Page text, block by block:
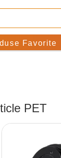
Favorite
PET